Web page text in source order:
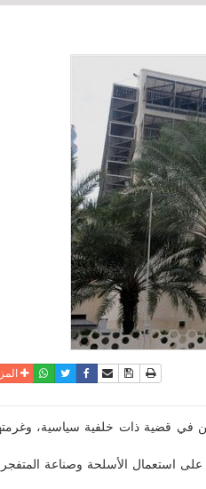
نسخة للطباعة
حفظ الموضوع
أرسل الى صديق
فيسبوكتويترواتساب
في قضية ذات خلفية سياسية،
استعمال الأسلحة وصناعة